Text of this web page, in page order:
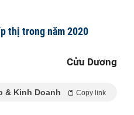
thị trong năm 2020
Cửu Dương
& Kinh Doanh Copy link